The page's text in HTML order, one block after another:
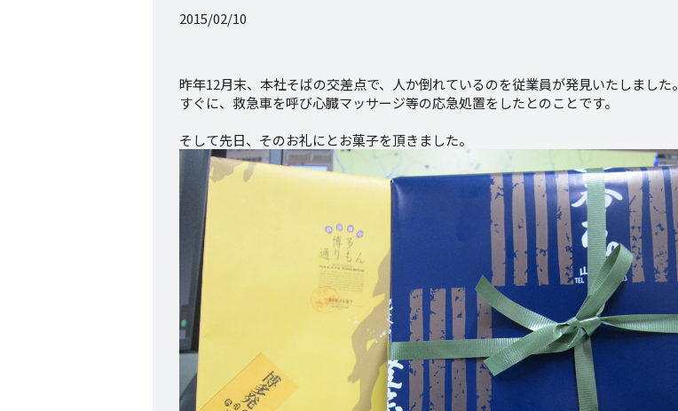
2015/02/10
昨年12月末、本社そばの交差点で、人か倒れているのを従業員が発見いたしました。
すぐに、救急車を呼び心臓マッサージ等の応急処置をしたとのことです。
そして先日、そのお礼にとお菓子を頂きました。